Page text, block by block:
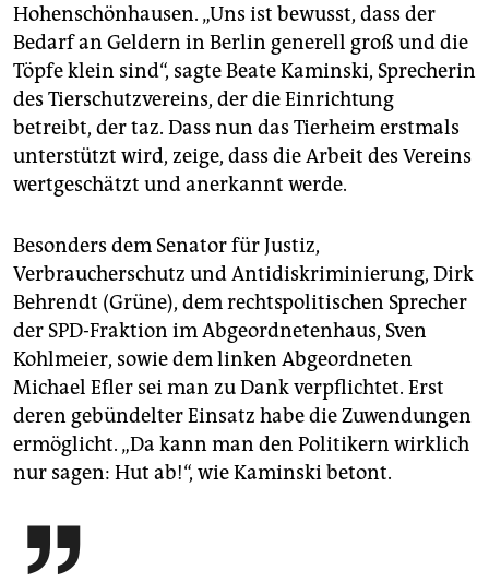
Hohenschönhausen. „Uns ist bewusst, dass der
Bedarf an Geldern in Berlin generell groß und die
Töpfe klein sind“, sagte Beate Kaminski, Sprecherin
des Tierschutzvereins, der die Einrichtung
betreibt, der taz. Dass nun das Tierheim erstmals
unterstützt wird, zeige, dass die Arbeit des Vereins
wertgeschätzt und anerkannt werde.
Besonders dem Senator für Justiz,
Verbraucherschutz und Antidiskriminierung, Dirk
Behrendt (Grüne), dem rechtspolitischen Sprecher
der SPD-Fraktion im Abgeordnetenhaus, Sven
Kohlmeier, sowie dem linken Abgeordneten
Michael Efler sei man zu Dank verpflichtet. Erst
deren gebündelter Einsatz habe die Zuwendungen
ermöglicht. „Da kann man den Politikern wirklich
nur sagen: Hut ab!“, wie Kaminski betont.
